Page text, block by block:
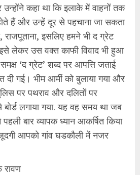
उन्होंने कहा था कि इलाके में वाहनों तक
हैं और उन्हें दूर से पहचाना जा सकता
इसलिए हमने भी द ग्रेट
इसे लेकर उस वक्त काफी विवाद भी हुआ
‘द ग्रेट’ शब्द पर आपत्ति जताई
दी गई। भीम आर्मी को बुलाया गया और
पर पथराव और दलितों पर
बोर्ड लगाया गया. यह वह समय था जब
बार व्यापक ध्यान आकर्षित किया
आपको गांव घडकौली में नजर